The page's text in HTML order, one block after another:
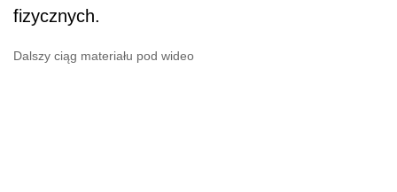
fizycznych.
Dalszy ciąg materiału pod wideo